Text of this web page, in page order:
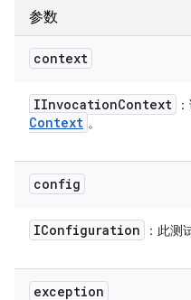
参数
context
IInvocationContext
Context 。
config
IConfiguration ：此测
exception